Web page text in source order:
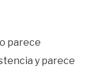
parece
y parece